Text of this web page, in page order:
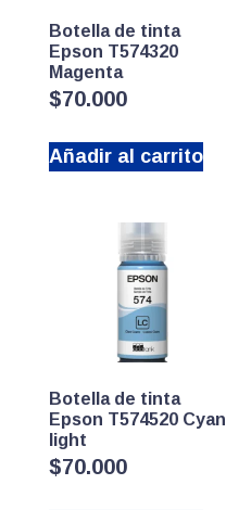
Botella de tinta
Epson T574320
Magenta
$70.000
Añadir al carrito
Botella de tinta
Epson T574520 Cyan
light
$70.000